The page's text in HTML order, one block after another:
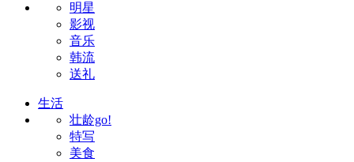
明星
影视
音乐
韩流
送礼
生活
壮龄go!
特写
美食